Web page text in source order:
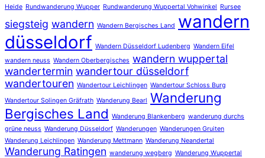
Heide Rundwanderung Wupper Rundwanderung Wuppertal Vohwinkel Rursee
siegsteig wandern Wandern Bergisches Land wandern
düsseldorf Wandern Düsseldorf Ludenberg Wandern Eifel
wandern neuss Wandern Oberbergisches wandern wuppertal
wandertermin wandertour düsseldorf
wandertouren Wandertour Leichlingen Wandertour Schloss Burg
Wandertour Solingen Gräfrath Wanderung Bearl Wanderung
Bergisches Land Wanderung Blankenberg wanderung durchs
grüne neuss Wanderung Düsseldorf Wanderungen Wanderungen Gruiten
Wanderung Leichlingen Wanderung Mettmann Wanderung Neandertal
Wanderung Ratingen wanderung wegberg Wanderung Wuppertal